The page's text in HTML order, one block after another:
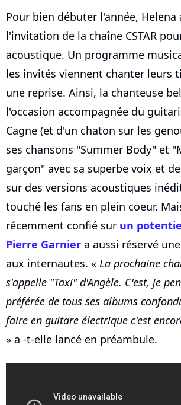
Pour bien débuter l'année, Helena
l'invitation de la chaîne CSTAR
acoustique. Un programme
les invités viennent chanter leurs
une reprise. Ainsi, la chanteuse
l'occasion accompagnée du
Cagne (et d'un chaton sur les
ses chansons "Summer Body" et
garçon" avec sa superbe voix et
sur des versions acoustiques
touché les fans en plein coeur.
récemment confié sur un
Pierre Garnier a aussi réservé
aux internautes. « La prochaine
s'appelle "Taxi" d'Angèle. C'est, je
préférée de tous ses albums
faire en guitare électrique c'est
» a -t-elle lancé en préambule.